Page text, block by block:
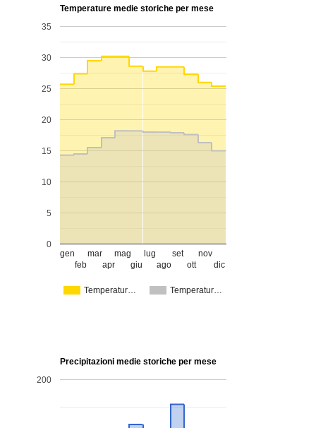
Temperature medie storiche per mese
Temperatur… Temperatur…
gen
feb
mar
apr
mag
giu
lug
ago
set
ott
nov
dic
0
5
10
15
20
25
30
35
Precipitazioni medie storiche per mese
200